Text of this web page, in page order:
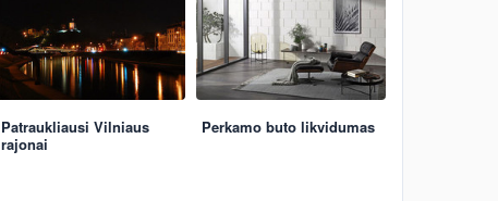
Patraukliausi Vilniaus
rajonai
Perkamo buto likvidumas